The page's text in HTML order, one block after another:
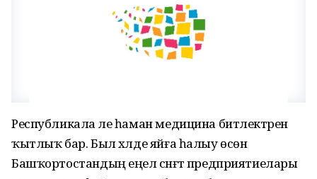
Республикала әле һаман медицина битлектәренә
ҡытлыҡ бар. Был хәлде яйға һалыу өсөн
Башҡортостандың еңел сәнәғәт предприятиелары